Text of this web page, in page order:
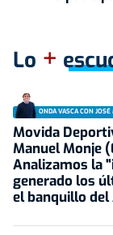
Lo +
ONDA VASCA CON
Movida
Manuel Monje
Analizamos la
generado los
el banquillo